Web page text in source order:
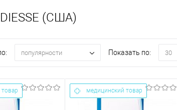
(США)
популярности Показать по: 30
медицинский товар